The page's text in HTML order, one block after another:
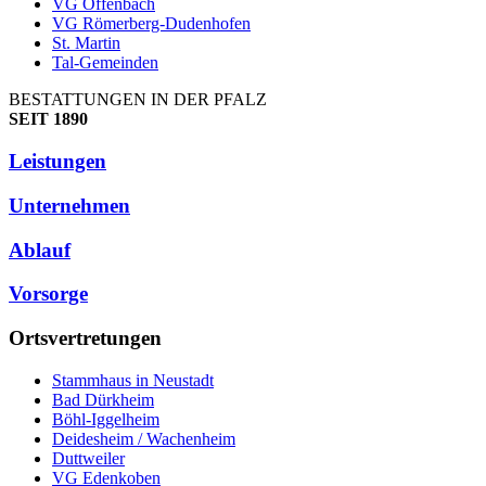
VG Offenbach
VG Römerberg-Dudenhofen
St. Martin
Tal-Gemeinden
BESTATTUNGEN IN DER PFALZ
SEIT 1890
Leistungen
Unternehmen
Ablauf
Vorsorge
Ortsvertretungen
Stammhaus in Neustadt
Bad Dürkheim
Böhl-Iggelheim
Deidesheim / Wachenheim
Duttweiler
VG Edenkoben